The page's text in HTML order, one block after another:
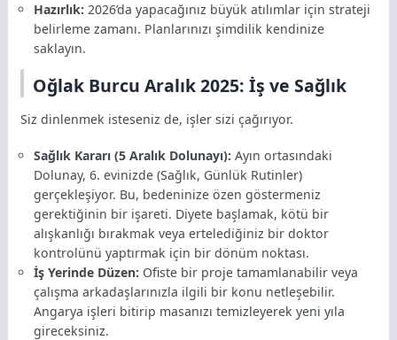
Hazırlık: 2026’da yapacağınız büyük atılımlar için strateji
belirleme zamanı. Planlarınızı şimdilik kendinize
saklayın.
Oğlak Burcu Aralık 2025: İş ve Sağlık
Siz dinlenmek isteseniz de, işler sizi çağırıyor.
Sağlık Kararı (5 Aralık Dolunayı): Ayın ortasındaki
Dolunay, 6. evinizde (Sağlık, Günlük Rutinler)
gerçekleşiyor. Bu, bedeninize özen göstermeniz
gerektiğinin bir işareti. Diyete başlamak, kötü bir
alışkanlığı bırakmak veya ertelediğiniz bir doktor
kontrolünü yaptırmak için bir dönüm noktası.
İş Yerinde Düzen: Ofiste bir proje tamamlanabilir veya
çalışma arkadaşlarınızla ilgili bir konu netleşebilir.
Angarya işleri bitirip masanızı temizleyerek yeni yıla
gireceksiniz.